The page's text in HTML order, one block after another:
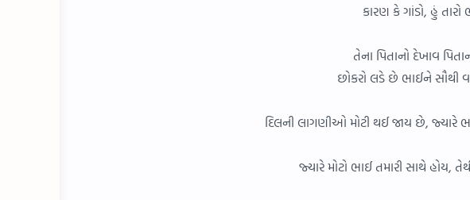
કારણ કે ગાંડો, હું
તેના પિતાનો દેખાવ
છોકરો લડે છે ભાઈને સૌથી
દિલની લાગણીઓ મોટી થઈ જાય છે, જ્યારે
જ્યારે મોટો ભાઈ તમારી સાથે હોય,